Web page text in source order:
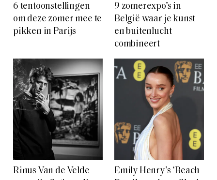
6 tentoonstellingen
om deze zomer mee te
pikken in Parijs
9 zomerexpo’s in
België waar je kunst
en buitenlucht
combineert
Rinus Van de Velde
Emily Henry’s ‘Beach